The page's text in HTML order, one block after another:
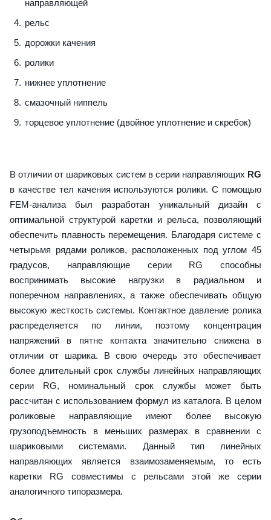
направляющей
рельс
дорожки качения
ролики
нижнее уплотнение
смазочный ниппель
торцевое уплотнение (двойное уплотнение и скребок)
В отличии от шариковых систем в серии направляющих RG
в качестве тел качения используются ролики. С помощью
FEM-анализа был разработан уникальный дизайн с
оптимальной структурой каретки и рельса, позволяющий
обеспечить плавность перемещения. Благодаря системе с
четырьмя рядами роликов, расположенных под углом 45
градусов, направляющие серии RG способны
воспринимать высокие нагрузки в радиальном и
поперечном направлениях, а также обеспечивать общую
высокую жесткость системы. Контактное давление ролика
распределяется по линии, поэтому концентрация
напряжений в пятне контакта значительно снижена в
отличии от шарика. В свою очередь это обеспечивает
более длительный срок службы линейных направляющих
серии RG, номинальный срок службы может быть
рассчитан с использованием формул из каталога. В целом
роликовые направляющие имеют более высокую
грузоподъемность в меньших размерах в сравнении с
шариковыми системами. Данный тип линейных
направляющих является взаимозаменяемым, то есть
каретки RG совместимы с рельсами этой же серии
аналогичного типоразмера.